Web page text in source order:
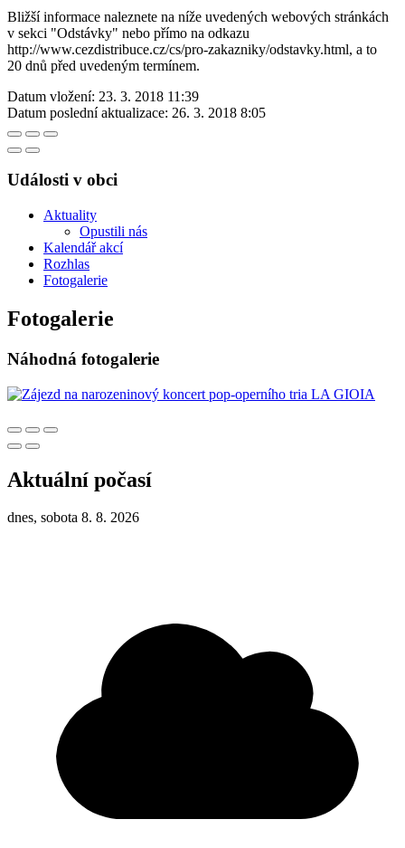
Bližší informace naleznete na níže uvedených webových stránkách
v sekci "Odstávky" nebo přímo na odkazu
http://www.cezdistribuce.cz/cs/pro-zakazniky/odstavky.html, a to
20 dnů před uvedeným termínem.
Datum vložení: 23. 3. 2018 11:39
Datum poslední aktualizace: 26. 3. 2018 8:05
Události v obci
Aktuality
Opustili nás
Kalendář akcí
Rozhlas
Fotogalerie
Fotogalerie
Náhodná fotogalerie
Aktuální počasí
dnes, sobota 8. 8. 2026